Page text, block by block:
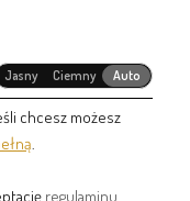
Jasny Ciemny Auto
chcesz możesz
regulaminu